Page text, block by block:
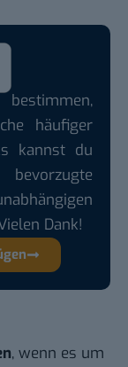
häufiger
kannst du
Dank!
, wenn es um